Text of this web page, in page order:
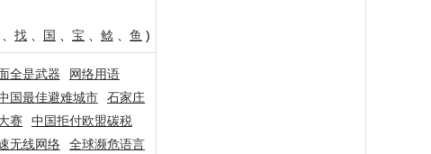
找 国 宝 鲶 鱼 )
全是武器
网络用语
国最佳避难城市
石家庄
赛
中国拒付欧盟碳税
无线网络
全球濒危语言